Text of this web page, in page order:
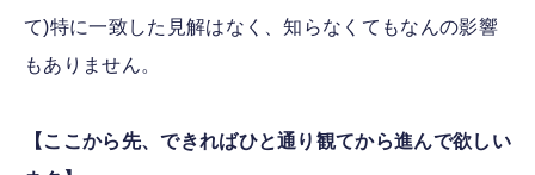
て)特に一致した見解はなく、知らなくてもなんの影響
もありません。
【ここから先、できればひと通り観てから進んで欲しい